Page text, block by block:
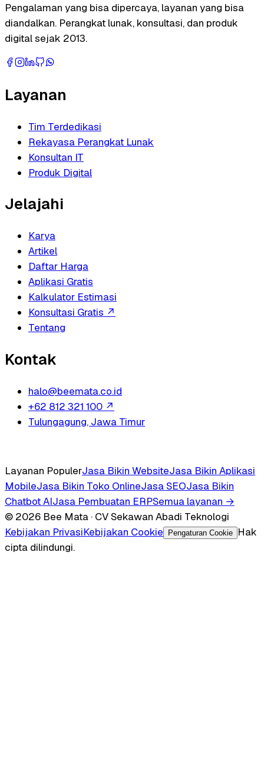
Pengalaman yang bisa dipercaya, layanan yang bisa
diandalkan. Perangkat lunak, konsultasi, dan produk
digital sejak 2013.
Layanan
Tim Terdedikasi
Rekayasa Perangkat Lunak
Konsultan IT
Produk Digital
Jelajahi
Karya
Artikel
Daftar Harga
Aplikasi Gratis
Kalkulator Estimasi
Konsultasi Gratis ↗
Tentang
Kontak
halo@beemata.co.id
+62 812 321 100 ↗
Tulungagung, Jawa Timur
Layanan PopulerJasa Bikin WebsiteJasa Bikin Aplikasi
MobileJasa Bikin Toko OnlineJasa SEOJasa Bikin
Chatbot AIJasa Pembuatan ERPSemua layanan →
© 2026 Bee Mata · CV Sekawan Abadi Teknologi
Kebijakan PrivasiKebijakan Cookie Pengaturan Cookie
Hak
cipta dilindungi.